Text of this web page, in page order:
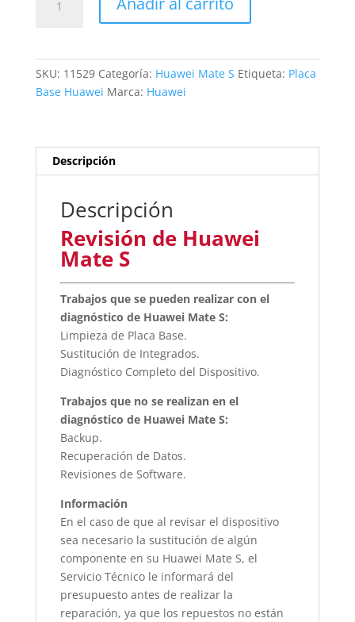
SKU: 11529 Categoría: Huawei Mate S Etiqueta: Placa
Base Huawei Marca: Huawei
Descripción
Descripción
Revisión de Huawei
Mate S
Trabajos que se pueden realizar con el
diagnóstico de Huawei Mate S:
Limpieza de Placa Base.
Sustitución de Integrados.
Diagnóstico Completo del Dispositivo.
Trabajos que no se realizan en el
diagnóstico de Huawei Mate S:
Backup.
Recuperación de Datos.
Revisiones de Software.
Información
En el caso de que al revisar el dispositivo
sea necesario la sustitución de algún
componente en su Huawei Mate S, el
Servicio Técnico le informará del
presupuesto antes de realizar la
reparación, ya que los repuestos no están